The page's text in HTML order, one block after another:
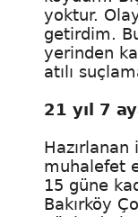
yoktur.
getirdim.
yerinden
atılı
21 yıl 7
muhalefet
15 güne
Bakırköy